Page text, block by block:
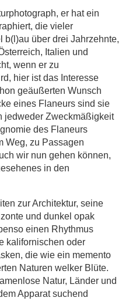
er hat ein
die vieler
b(l)au über drei Jahrzehnte,
Italien und
wenn er zu
hier ist das Interesse
geäußerten Wunsch
eines Flaneurs sind sie
jedweder Zweckmäßigkeit
des Flaneurs
Weg, zu Passagen
wir nun gehen können,
in den
zur Architektur, seine
und dunkel opak
einen Rhythmus
kalifornischen oder
die wie ein memento
Naturen welker Blüte.
Natur, Länder und
Apparat suchend